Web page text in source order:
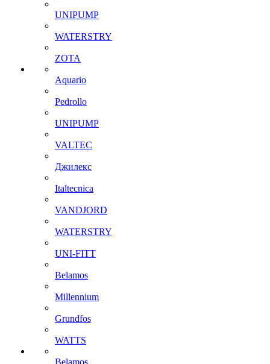
UNIPUMP
WATERSTRY
ZOTA
Aquario
Pedrollo
UNIPUMP
VALTEC
Джилекс
Italtecnica
VANDJORD
WATERSTRY
UNI-FITT
Belamos
Millennium
Grundfos
WATTS
Belamos